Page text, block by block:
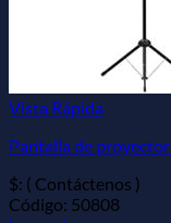
Vista Rápida
Pantalla de
$: ( Contáctenos )
Código: 50808